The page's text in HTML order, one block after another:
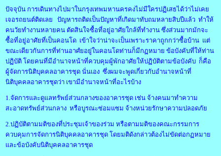
ปัจจุบัน การเดินทางไปมาในกรุงเทพมหานครคงไม่มีใครปฏิเสธได้ว่าไม่เคย
เจอรถยนต์ติดเลย ปัญหารถติดเป็นปัญหาที่เกิดมาทับถมหลายสิบปีแล้ว ทำให้
คนวัยทำงานหลายคน ตัดสินใจซื้อที่อยู่อาศัยใกล้ที่ทำงาน ซึ่งส่วนมากมักจะ
ซื้อที่อยู่อาศัยที่เป็นคอนโด เข้าใจว่าน่าจะเป็นเพราะราคาถูกกว่าซื้อบ้าน แต่
ขณะเดียวกันการที่ท่านอาศํยอยู่ในคอนโดท่านก็มีกฏหมาย ข้อบังคับที่ให้ท่าน
ปฏิบัติ โดยคนที่มีอำนาจหน้าที่ควบคุมผู้พักอาศัยให้ปฏิบัติตามข้อบังคับ ก็คือ
ผู้จัดการนิติบุคคลอาคารชุด นั่นเอง ซึ่งผมจะพูดเกี่ยวกับอำนาจหน้าที่
นิติบุคคลอาคารชุดว่า เขามีอำนาจหน้าที่อะไรบ้าง
1.จัดการและดูแลทรัพย์ส่วนกลางของอาคารชุด เช่น จ้างคนมาทำความ
สะอาดทรัพย์ส่วนกลาง หรือบูรณะซ่อมแซม จ้างหน่วยรักษาความปลอดภัย
2.ปฏิบัติตามมติของที่ประชุมเจ้าของร่วม หรือตามมติของคณะกรรมการ
ควบคุมการจัดการนิติบุคคลอาคารชุด โดยมติดังกล่าวต้องไม่ขัดต่อกฏหมาย
และข้อบังคับนิติบุคคลอาคารชุด